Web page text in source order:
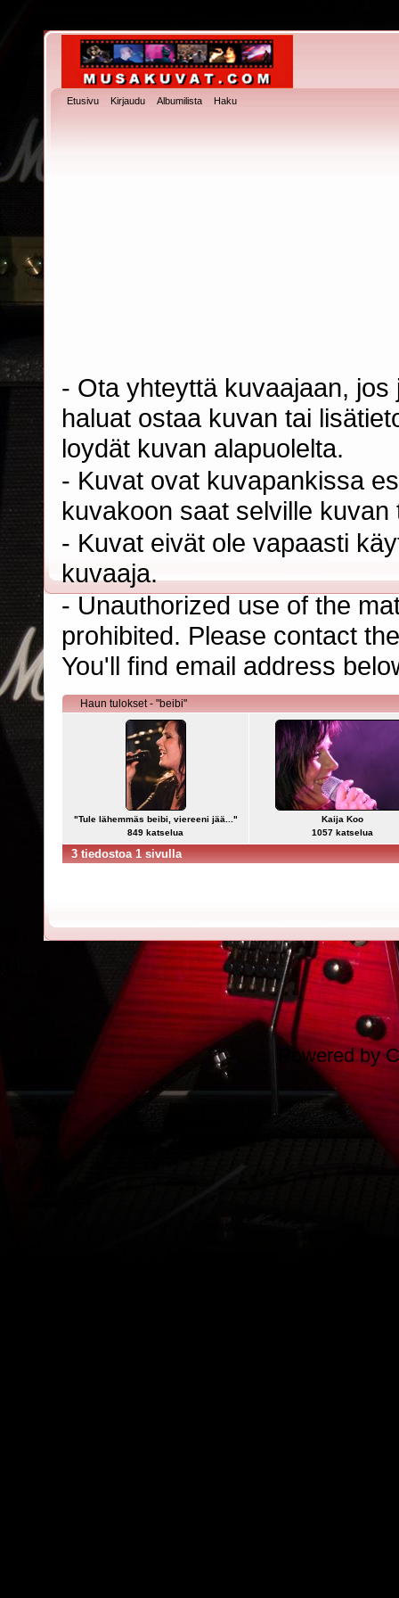
Etusivu Kirjaudu Albumilista Haku
- Ota yhteyttä kuvaajaan,
haluat ostaa kuvan tai
loydät kuvan alapuolelta.
- Kuvat ovat kuvapankissa
kuvakoon saat selville
- Kuvat eivät ole vapaasti
kuvaaja.
- Unauthorized use of the
prohibited. Please contact
You'll find email address
Haun tulokset - "beibi"
"Tule lähemmäs beibi, viereeni jää..."
849 katselua
Kaija Koo
1057 katselua
3 tiedostoa 1 sivulla
Powered by